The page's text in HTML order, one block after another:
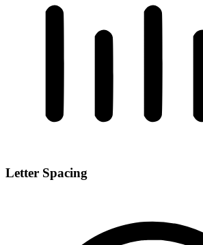
Letter Spacing